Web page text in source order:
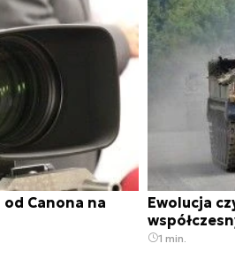
Canona na
Ewolucja
1 min.